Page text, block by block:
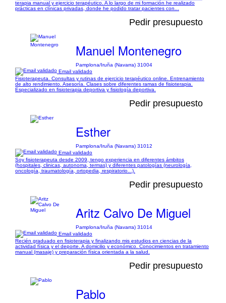
terapia manual y ejercicio terapéutico. A lo largo de mi formación he realizado
prácticas en clínicas privadas, donde he podido tratar pacientes con...
Pedir presupuesto
Manuel Montenegro
Pamplona/Iruña (Navarra) 31004
Email validado
Fisioterapeuta. Consultas y rutinas de ejercicio terapéutico online. Entrenamiento
de alto rendimiento. Asesoría. Clases sobre diferentes ramas de fisioterapia.
Especializado en fisioterapia deportiva y fisiología deportiva.
Pedir presupuesto
Esther
Pamplona/Iruña (Navarra) 31012
Email validado
Soy fisioterapeuta desde 2009, tengo experiencia en diferentes ámbitos
(hospitales, clinicas, autonoma, termas) y diferentes patologías (neurología,
oncología, traumatología, ortopedia, respiratorio...).
Pedir presupuesto
Aritz Calvo De Miguel
Pamplona/Iruña (Navarra) 31014
Email validado
Recién graduado en fisioterapia y finalizando mis estudios en ciencias de la
actividad física y el deporte. A domicilio y económico. Conocimientos en tratamiento
manual (masaje) y preparación física orientada a la salud.
Pedir presupuesto
Pablo